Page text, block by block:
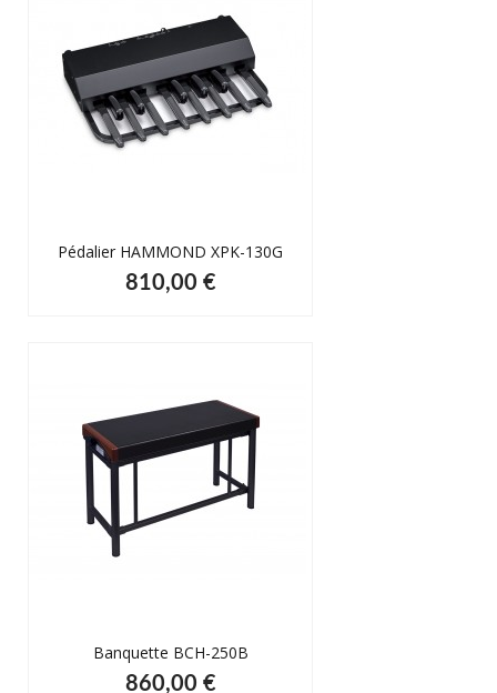
Pédalier HAMMOND XPK-130G
810,00 €
Banquette BCH-250B
860,00 €